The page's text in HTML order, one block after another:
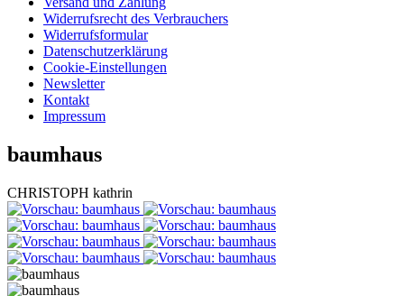
Widerrufsrecht des Verbrauchers
Widerrufsformular
Datenschutzerklärung
Cookie-Einstellungen
Newsletter
Kontakt
Impressum
baumhaus
CHRISTOPH kathrin